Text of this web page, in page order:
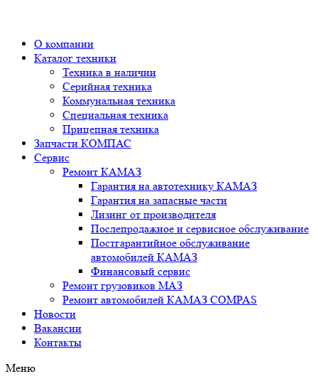
О компании
Каталог техники
Техника в наличии
Серийная техника
Коммунальная техника
Специальная техника
Прицепная техника
Запчасти КОМПАС
Сервис
Ремонт КАМАЗ
Гарантия на автотехнику КАМАЗ
Гарантия на запасные части
Лизинг от производителя
Послепродажное и сервисное обслуживание
Постгарантийное обслуживание
автомобилей КАМАЗ
Финансовый сервис
Ремонт грузовиков МАЗ
Ремонт автомобилей КАМАЗ COMPAS
Новости
Вакансии
Контакты
Меню